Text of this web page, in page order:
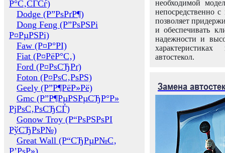
Р°С‚СЃСѓ)
Dodge (Р”РѕРґР¶)
Dong Feng (Р”РѕРЅРі
Р¤РµРЅРі)
Faw (Р¤Р°РІ)
Fiat (Р¤РёР°С‚)
Ford (Р¤РѕСЂРґ)
Foton (Р¤РѕС‚РѕРЅ)
Geely (Р”Р¶РёР»Рё)
Gmc (Р”Р¶РµРЅРµСЂР°Р»
РјРѕС‚РѕСЂСЃ)
Gonow Troy (Р“РѕРЅРѕРІ
РўСЂРѕР№)
Great Wall (Р“СЂРµР№С‚
Р’РѕР»)
необходимой
непосредственно
позволяет
и обеспечивать
надежности и
автостекол.
Замена